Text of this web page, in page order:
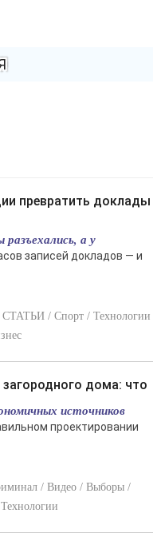
а у
записей докладов — и
СТАТЬИ / Спорт / Технологии
загородного дома: что
источников
проектировании
/ Видео / Выборы /